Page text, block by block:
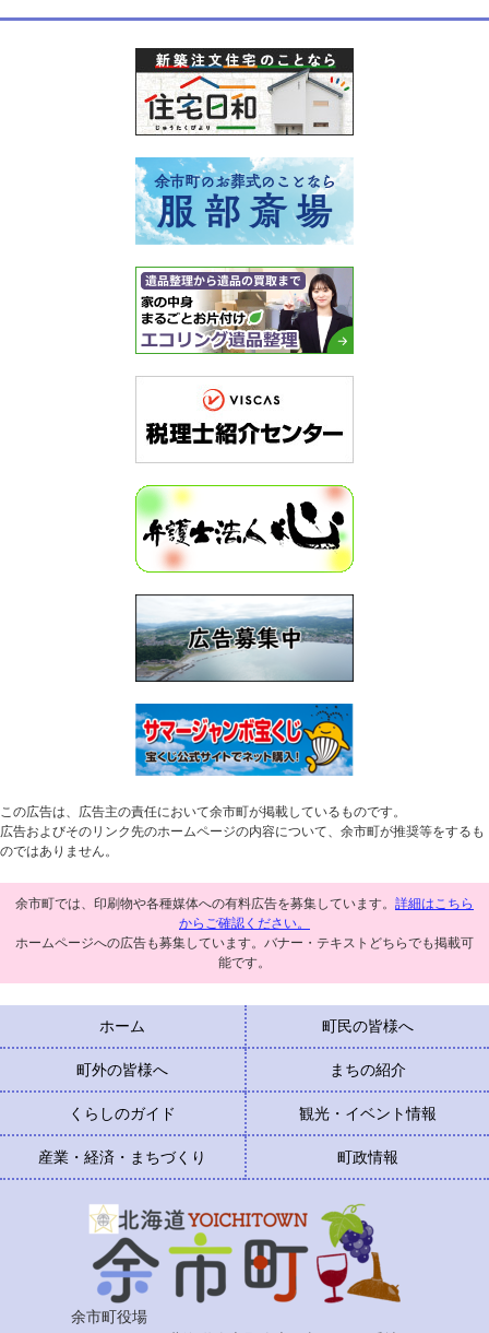
この広告は、広告主の責任において余市町が掲載しているものです。
広告およびそのリンク先のホームページの内容について、余市町が推奨等をするも
のではありません。
余市町では、印刷物や各種媒体への有料広告を募集しています。 詳細はこちら
からご確認ください。
ホームページへの広告も募集しています。バナー・テキストどちらでも掲載可
能です。
ホーム 町民の皆様へ
町外の皆様へ まちの紹介
くらしのガイド 観光・イベント情報
産業・経済・まちづくり 町政情報
余市町役場